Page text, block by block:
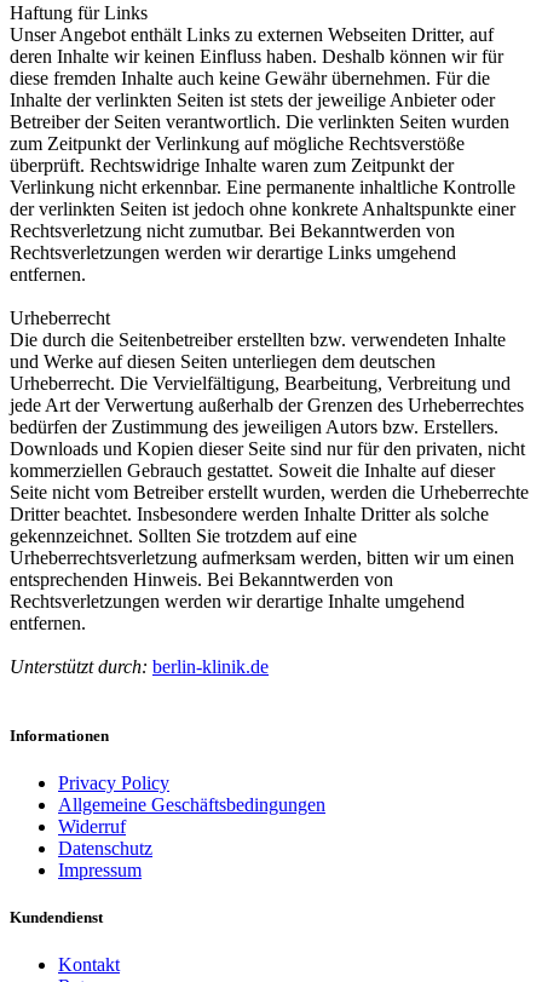
Haftung für Links
Unser Angebot enthält Links zu externen Webseiten Dritter, auf
deren Inhalte wir keinen Einfluss haben. Deshalb können wir für
diese fremden Inhalte auch keine Gewähr übernehmen. Für die
Inhalte der verlinkten Seiten ist stets der jeweilige Anbieter oder
Betreiber der Seiten verantwortlich. Die verlinkten Seiten wurden
zum Zeitpunkt der Verlinkung auf mögliche Rechtsverstöße
überprüft. Rechtswidrige Inhalte waren zum Zeitpunkt der
Verlinkung nicht erkennbar. Eine permanente inhaltliche Kontrolle
der verlinkten Seiten ist jedoch ohne konkrete Anhaltspunkte einer
Rechtsverletzung nicht zumutbar. Bei Bekanntwerden von
Rechtsverletzungen werden wir derartige Links umgehend
entfernen.
Urheberrecht
Die durch die Seitenbetreiber erstellten bzw. verwendeten Inhalte
und Werke auf diesen Seiten unterliegen dem deutschen
Urheberrecht. Die Vervielfältigung, Bearbeitung, Verbreitung und
jede Art der Verwertung außerhalb der Grenzen des Urheberrechtes
bedürfen der Zustimmung des jeweiligen Autors bzw. Erstellers.
Downloads und Kopien dieser Seite sind nur für den privaten, nicht
kommerziellen Gebrauch gestattet. Soweit die Inhalte auf dieser
Seite nicht vom Betreiber erstellt wurden, werden die Urheberrechte
Dritter beachtet. Insbesondere werden Inhalte Dritter als solche
gekennzeichnet. Sollten Sie trotzdem auf eine
Urheberrechtsverletzung aufmerksam werden, bitten wir um einen
entsprechenden Hinweis. Bei Bekanntwerden von
Rechtsverletzungen werden wir derartige Inhalte umgehend
entfernen.
Unterstützt durch: berlin-klinik.de
Informationen
Privacy Policy
Allgemeine Geschäftsbedingungen
Widerruf
Datenschutz
Impressum
Kundendienst
Kontakt